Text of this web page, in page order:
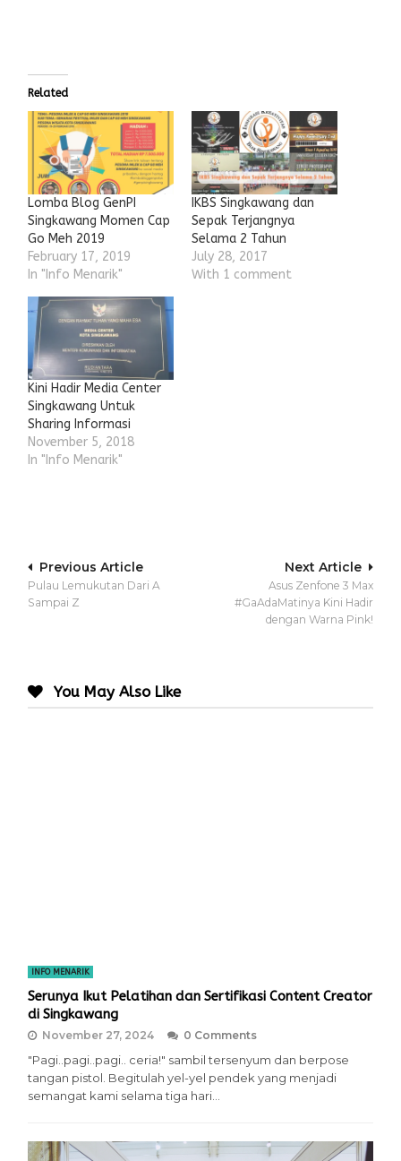
Related
Lomba Blog GenPI
Singkawang Momen Cap
Go Meh 2019
February 17, 2019
In "Info Menarik"
IKBS Singkawang dan
Sepak Terjangnya
Selama 2 Tahun
July 28, 2017
With 1 comment
Kini Hadir Media Center
Singkawang Untuk
Sharing Informasi
November 5, 2018
In "Info Menarik"
Post
navigation
Next Article
Asus Zenfone 3 Max
#GaAdaMatinya Kini Hadir
dengan Warna Pink!
Previous Article
Pulau Lemukutan Dari A
Sampai Z
You May Also Like
INFO MENARIK
Serunya Ikut Pelatihan dan Sertifikasi Content Creator
di Singkawang
November 27, 2024 0 Comments
"Pagi..pagi..pagi.. ceria!" sambil tersenyum dan berpose
tangan pistol. Begitulah yel-yel pendek yang menjadi
semangat kami selama tiga hari…